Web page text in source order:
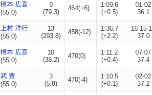
橋本 広喜
(55.0)
9
(79.3)
464(+6)
1:09.6
(+0.5)
01-02
36.1
上村 洋行
(55.0)
13
(293.8)
458(-12)
1:36.7
(+2.2)
16-15-
37.0
橋本 広喜
(55.0)
10
(38.2)
470(0)
1:11.2
(+0.4)
07-07
37.4
武 豊
(55.0)
3
(5.8)
470(-4)
1:10.5
(+0.1)
02-02
37.2